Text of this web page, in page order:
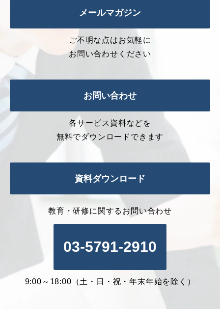
メールマガジン
ご不明な点はお気軽に
お問い合わせください
お問い合わせ
各サービス資料などを
無料でダウンロードできます
資料ダウンロード
教育・研修に関するお問い合わせ
03-5791-2910
9:00～18:00（土・日・祝・年末年始を除く）